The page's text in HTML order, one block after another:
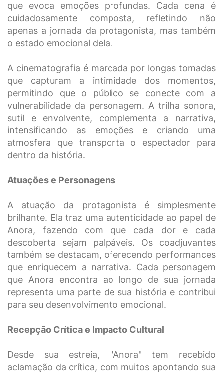
que evoca emoções profundas. Cada cena é
cuidadosamente composta, refletindo não
apenas a jornada da protagonista, mas também
o estado emocional dela.
A cinematografia é marcada por longas tomadas
que capturam a intimidade dos momentos,
permitindo que o público se conecte com a
vulnerabilidade da personagem. A trilha sonora,
sutil e envolvente, complementa a narrativa,
intensificando as emoções e criando uma
atmosfera que transporta o espectador para
dentro da história.
Atuações e Personagens
A atuação da protagonista é simplesmente
brilhante. Ela traz uma autenticidade ao papel de
Anora, fazendo com que cada dor e cada
descoberta sejam palpáveis. Os coadjuvantes
também se destacam, oferecendo performances
que enriquecem a narrativa. Cada personagem
que Anora encontra ao longo de sua jornada
representa uma parte de sua história e contribui
para seu desenvolvimento emocional.
Recepção Crítica e Impacto Cultural
Desde sua estreia, "Anora" tem recebido
aclamação da crítica, com muitos apontando sua